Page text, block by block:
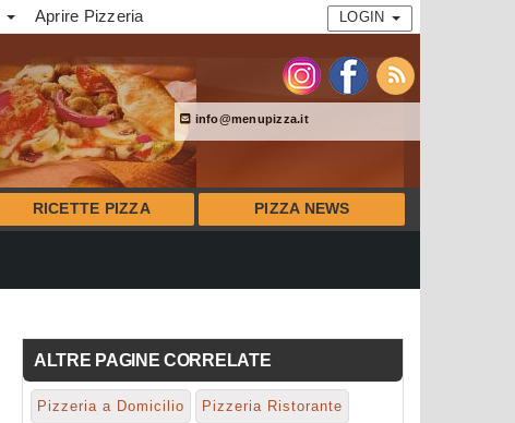
Aprire Pizzeria LOGIN
info@menupizza.it
RICETTE PIZZA PIZZA NEWS
ALTRE PAGINE CORRELATE
Pizzeria a Domicilio Pizzeria Ristorante